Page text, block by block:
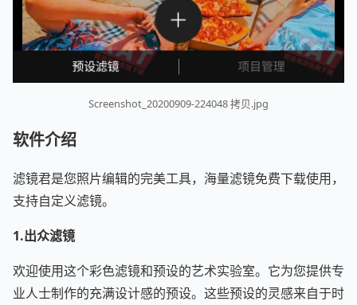
Screenshot_20200909-224048 拷贝.jpg
软件介绍
滤镜君是您照片编辑的完美工具，海量滤镜免费下载使用，
支持自定义滤镜。
1.出众滤镜
欢迎使用这个彩色滤镜和预设的艺术实验室。它为您提供专
业人士制作的充满设计感的预设。这些预设的灵感来自于时